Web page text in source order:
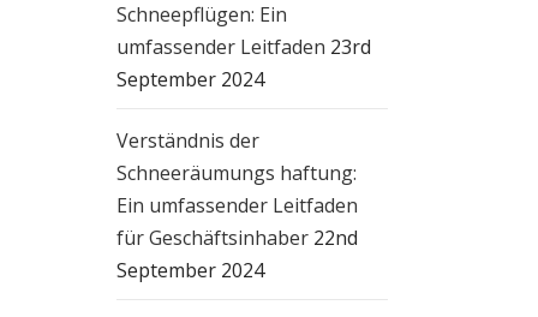
Schneepflügen: Ein
umfassender Leitfaden 23rd
September 2024
Verständnis der
Schneeräumungs haftung:
Ein umfassender Leitfaden
für Geschäftsinhaber 22nd
September 2024